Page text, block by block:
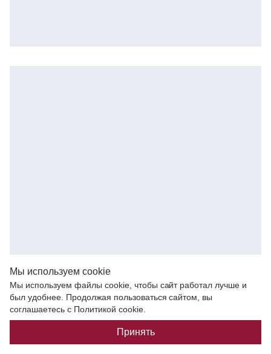
Мы используем cookie
Мы используем файлы cookie, чтобы сайт работал лучше и
был удобнее. Продолжая пользоваться сайтом, вы
соглашаетесь с Политикой cookie.
Принять